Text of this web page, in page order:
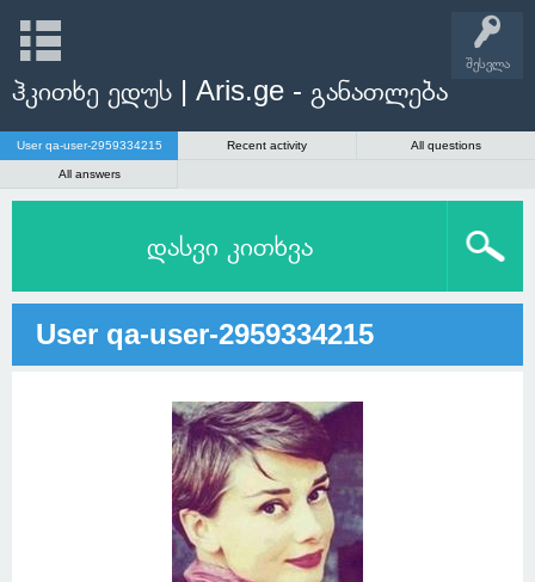
შესვლა
ჰკითხე ედუს | Aris.ge - განათლება
User qa-user-2959334215 Recent activity All questions
All answers
დასვი კითხვა
User qa-user-2959334215